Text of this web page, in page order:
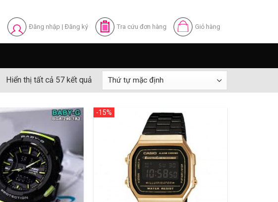
Đăng nhập | Đăng ký Tra cứu đơn hàng Giỏ hàng
Hiển thị tất cả 57 kết quả
-15%